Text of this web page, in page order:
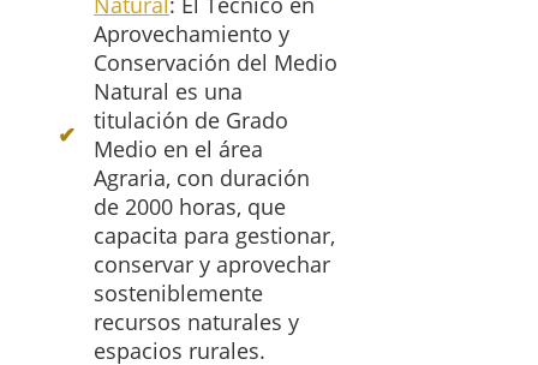
Aprovechamiento y
Conservación del Medio
Natural es una
titulación de Grado
Medio en el área
Agraria, con duración
de 2000 horas, que
capacita para gestionar,
conservar y aprovechar
sosteniblemente
recursos naturales y
espacios rurales.